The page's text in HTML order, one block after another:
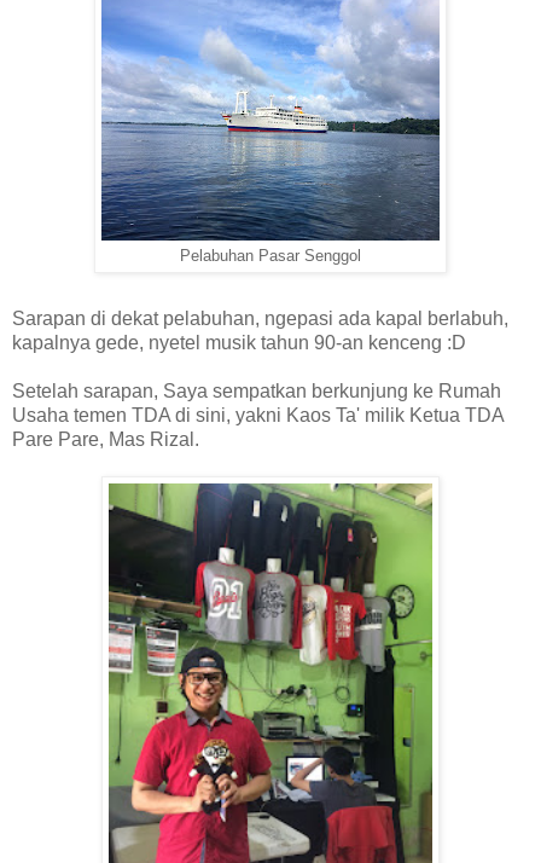
Pelabuhan Pasar Senggol
Sarapan di dekat pelabuhan, ngepasi ada kapal berlabuh,
kapalnya gede, nyetel musik tahun 90-an kenceng :D
Sete lah sarapan, Saya sempatkan berkunjung ke Rumah
Usaha temen TDA di sini, yakni Kaos Ta' milik Ketua TDA
Pare Pare, Mas Rizal.